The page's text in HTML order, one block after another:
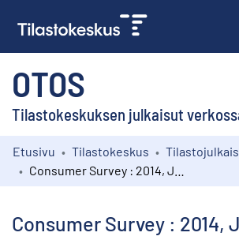
OTOS
Tilastokeskuksen julkaisut
Kokoelmat
Etusivu Tilastokeskus
Consumer Survey : 2014,